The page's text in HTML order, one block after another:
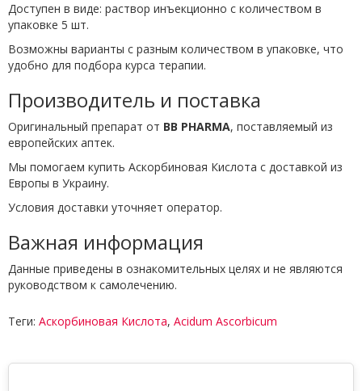
Доступен в виде: раствор инъекционно с количеством в
упаковке 5 шт.
Возможны варианты с разным количеством в упаковке, что
удобно для подбора курса терапии.
Производитель и поставка
Оригинальный препарат от BB PHARMA, поставляемый из
европейских аптек.
Мы помогаем купить Аскорбиновая Кислота с доставкой из
Европы в Украину.
Условия доставки уточняет оператор.
Важная информация
Данные приведены в ознакомительных целях и не являются
руководством к самолечению.
Теги: Аскорбиновая Кислота, Acidum Ascorbicum